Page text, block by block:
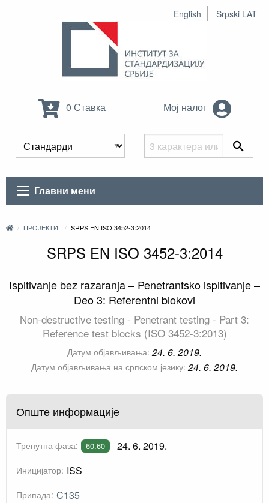
English Srpski LAT
0 Ставка Мој налог
Главни мени
ПРОЈЕКТИ SRPS EN ISO 3452-3:2014
SRPS EN ISO 3452-3:2014
Ispitivanje bez razaranja – Penetrantsko ispitivanje –
Deo 3: Referentni blokovi
Non-destructive testing - Penetrant testing - Part 3:
Reference test blocks (ISO 3452-3:2013)
Датум објављивања: 24. 6. 2019.
Датум објављивања на српском језику: 24. 6. 2019.
Опште информације
Тренутна фаза: 60.60 24. 6. 2019.
Иницијатор: ISS
Припада: C135